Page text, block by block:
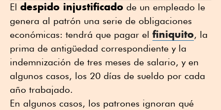
El despido injustificado de un empleado le
genera al patrón una serie de obligaciones
económicas: tendrá que pagar el finiquito, la
prima de antigüedad correspondiente y la
indemnización de tres meses de salario, y en
algunos casos, los 20 días de sueldo por cada
año trabajado.
En algunos casos, los patrones ignoran qué